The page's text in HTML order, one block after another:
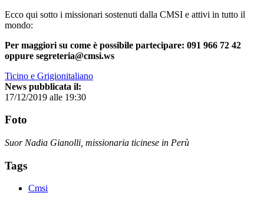
Ecco qui sotto i missionari sostenuti dalla CMSI e attivi in tutto il
mondo:
Per maggiori su come è possibile partecipare: 091 966 72 42
oppure segreteria@cmsi.ws
Ticino e Grigionitaliano
News pubblicata il:
17/12/2019 alle 19:30
Foto
Suor Nadia Gianolli, missionaria ticinese in Perù
Tags
Cmsi